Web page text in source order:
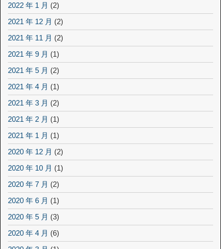
2022 年 1 月 (2)
2021 年 12 月 (2)
2021 年 11 月 (2)
2021 年 9 月 (1)
2021 年 5 月 (2)
2021 年 4 月 (1)
2021 年 3 月 (2)
2021 年 2 月 (1)
2021 年 1 月 (1)
2020 年 12 月 (2)
2020 年 10 月 (1)
2020 年 7 月 (2)
2020 年 6 月 (1)
2020 年 5 月 (3)
2020 年 4 月 (6)